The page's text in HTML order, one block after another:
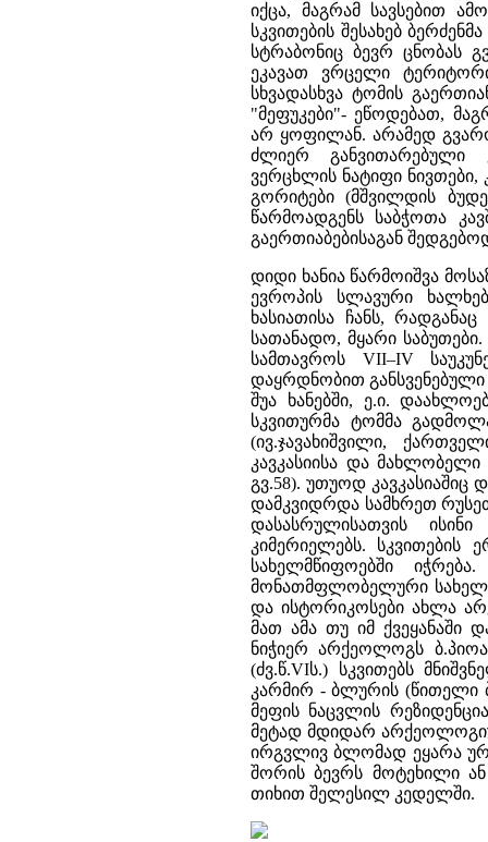
იქცა, მაგრამ სავსებით
სკვითების შესახებ
სტრაბონიც ბევრ ცნობას
ეკავათ ვრცელი
სხვადასხვა ტომის
"მეფუკები"- ეწოდებათ,
არ ყოფილან. არამედ
ძლიერ
ვერცხლის ნატიფი ნივთები,
გორიტები (მშვილდის
წარმოადგენს საბჭოთა
გაერთიაბებისაგან
დიდი ხანია წარმოიშვა
ევროპის სლავური
ხასიათისა ჩანს,
სათანადო, მყარი
სამთავროს VII–IV
დაყრდნობით
შუა ხანებში, ე.ი.
სკვითურმა ტომმა
(ივ.ჯავახიშვილი,
კავკასიისა და
გვ.58). უთუოდ კავკასიაშიც
დამკვიდრდა სამხრეთ
დასასრულისათვის
კიმერიელებს.
სახელმწიფოებში
მონათმფლობელური
და ისტორიკოსები ახლა
მათ ამა თუ იმ ქვეყანაში
ნიჭიერ არქეოლოგს
(ძვ.წ.VIს.) სკვითებს
კარმირ - ბლურის (წითელი
მეფის ნაცვლის
მეტად მდიდარ
ირგვლივ ბლომად ეყარა
შორის ბევრს მოტეხილი
თიხით შელესილ კედელში.